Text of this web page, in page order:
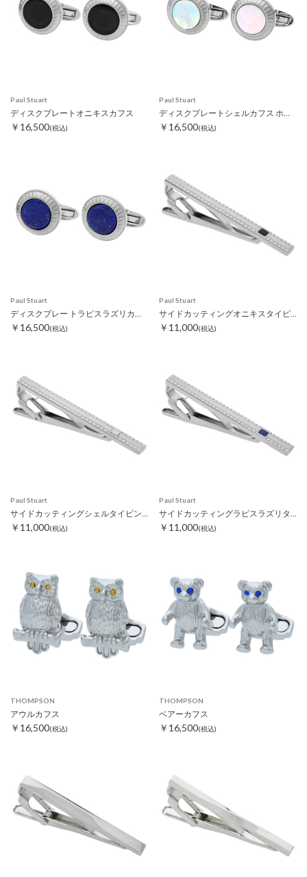
Paul Stuart
ディスクプレートオニキスカフス
￥16,500(税込)
Paul Stuart
ディスクプレートシェルカフス ホワイト
￥16,500(税込)
Paul Stuart
￥16,500(税込)
Paul Stuart
サイドカッティングオニキスタイピン
￥11,000(税込)
Paul Stuart
サイドカッティングシェルタイピン ホワイト
￥11,000(税込)
Paul Stuart
サイドカッティングラピスラズリタイピン
￥11,000(税込)
THOMPSON
アウルカフス
￥16,500(税込)
THOMPSON
ベアーカフス
￥16,500(税込)